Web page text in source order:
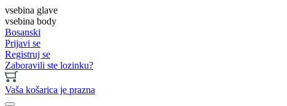
vsebina glave
vsebina body
Bosanski
Prijavi se
Registruj se
Zaboravili ste lozinku?
Vaša košarica je prazna